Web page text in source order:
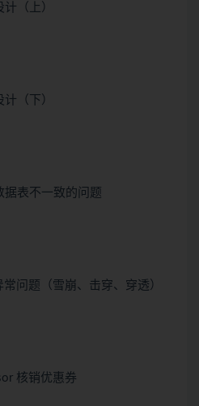
（上）
（下）
表不一致的问题
问题（雪崩、击穿、穿透）
核销优惠券